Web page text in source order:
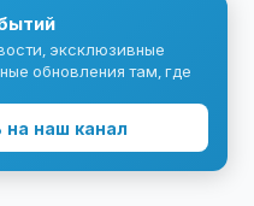
эксклюзивные
обновления там, где
наш канал